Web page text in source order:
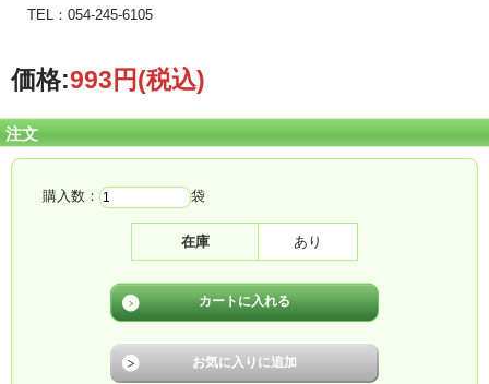
TEL：054-245-6105
価格:993円(税込)
注文
購入数： 袋
在庫 あり